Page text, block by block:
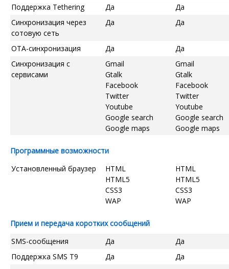
Поддержка Tethering Да
Да
Синхронизация через
сотовую сеть
Да Да
OTA-синхронизация Да
Да
Синхронизация с
сервисами
Gmail
Gtalk
Facebook
Twitter
Youtube
Google search
Google maps
Gmail
Gtalk
Facebook
Twitter
Youtube
Google search
Google maps
Программные возможности
Установленный браузер
HTML
HTML5
CSS3
WAP
HTML
HTML5
CSS3
WAP
Прием и передача коротких сообщений
SMS-сообщения
Да
Да
Поддержка SMS T9
Да
Да